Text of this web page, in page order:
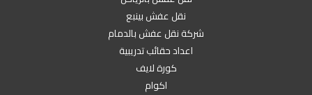
نقل عفش بينبع
شركة نقل عفش بالدمام
اعداد حقائب تدريبية
كورة لايف
اكوام